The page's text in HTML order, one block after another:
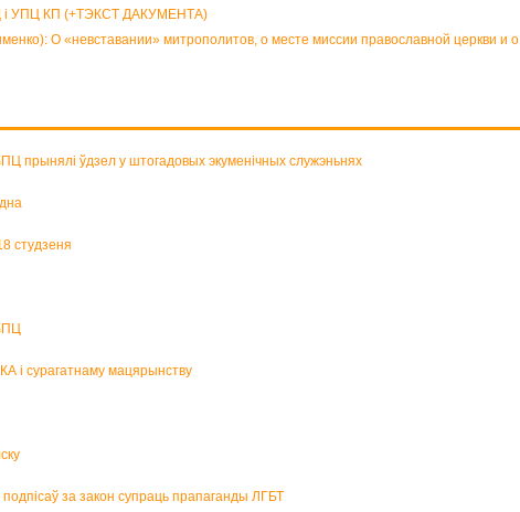
і УПЦ КП (+ТЭКСТ ДАКУМЕНТА)
О «невставании» митрополитов, о месте миссии православной церкви и о
прынялі ўдзел у штогадовых экуменічных служэньнях
студзеня
і сурагатнаму мацярынству
подпісаў за закон супраць прапаганды ЛГБТ